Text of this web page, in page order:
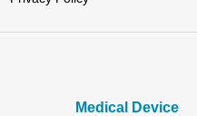
Medical Device